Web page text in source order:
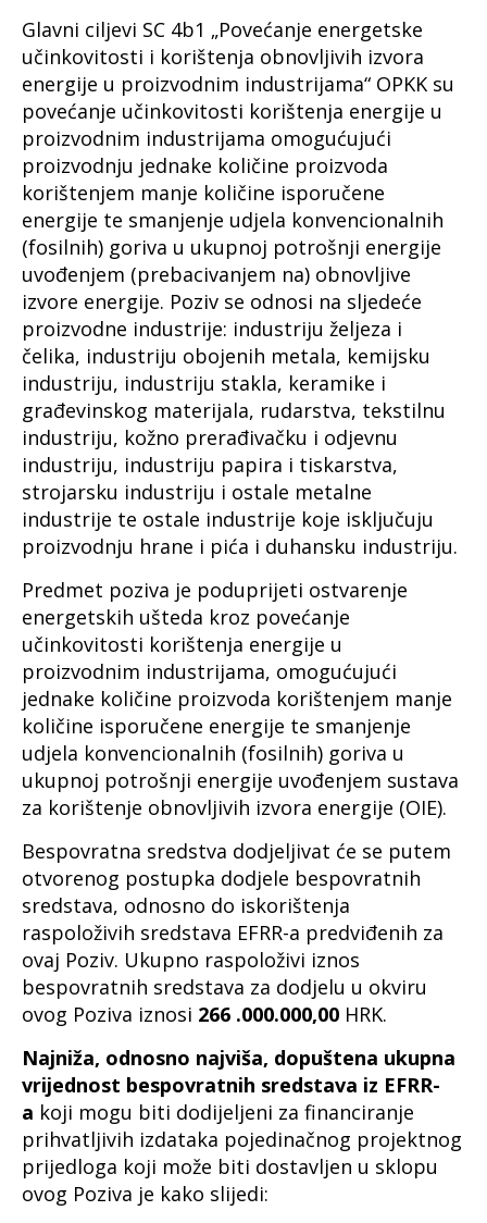
Glavni ciljevi SC 4b1 „Povećanje energetske
učinkovitosti i korištenja obnovljivih izvora
energije u proizvodnim industrijama“ OPKK su
povećanje učinkovitosti korištenja energije u
proizvodnim industrijama omogućujući
proizvodnju jednake količine proizvoda
korištenjem manje količine isporučene
energije te smanjenje udjela konvencionalnih
(fosilnih) goriva u ukupnoj potrošnji energije
uvođenjem (prebacivanjem na) obnovljive
izvore energije. Poziv se odnosi na sljedeće
proizvodne industrije: industriju željeza i
čelika, industriju obojenih metala, kemijsku
industriju, industriju stakla, keramike i
građevinskog materijala, rudarstva, tekstilnu
industriju, kožno prerađivačku i odjevnu
industriju, industriju papira i tiskarstva,
strojarsku industriju i ostale metalne
industrije te ostale industrije koje isključuju
proizvodnju hrane i pića i duhansku industriju.
Predmet poziva je poduprijeti ostvarenje
energetskih ušteda kroz povećanje
učinkovitosti korištenja energije u
proizvodnim industrijama, omogućujući
jednake količine proizvoda korištenjem manje
količine isporučene energije te smanjenje
udjela konvencionalnih (fosilnih) goriva u
ukupnoj potrošnji energije uvođenjem sustava
za korištenje obnovljivih izvora energije (OIE).
Bespovratna sredstva dodjeljivat će se putem
otvorenog postupka dodjele bespovratnih
sredstava, odnosno do iskorištenja
raspoloživih sredstava EFRR-a predviđenih za
ovaj Poziv. Ukupno raspoloživi iznos
bespovratnih sredstava za dodjelu u okviru
ovog Poziva iznosi 266 .000.000,00 HRK.
Najniža, odnosno najviša, dopuštena ukupna
vrijednost bespovratnih sredstava iz EFRR-
a koji mogu biti dodijeljeni za financiranje
prihvatljivih izdataka pojedinačnog projektnog
prijedloga koji može biti dostavljen u sklopu
ovog Poziva je kako slijedi: